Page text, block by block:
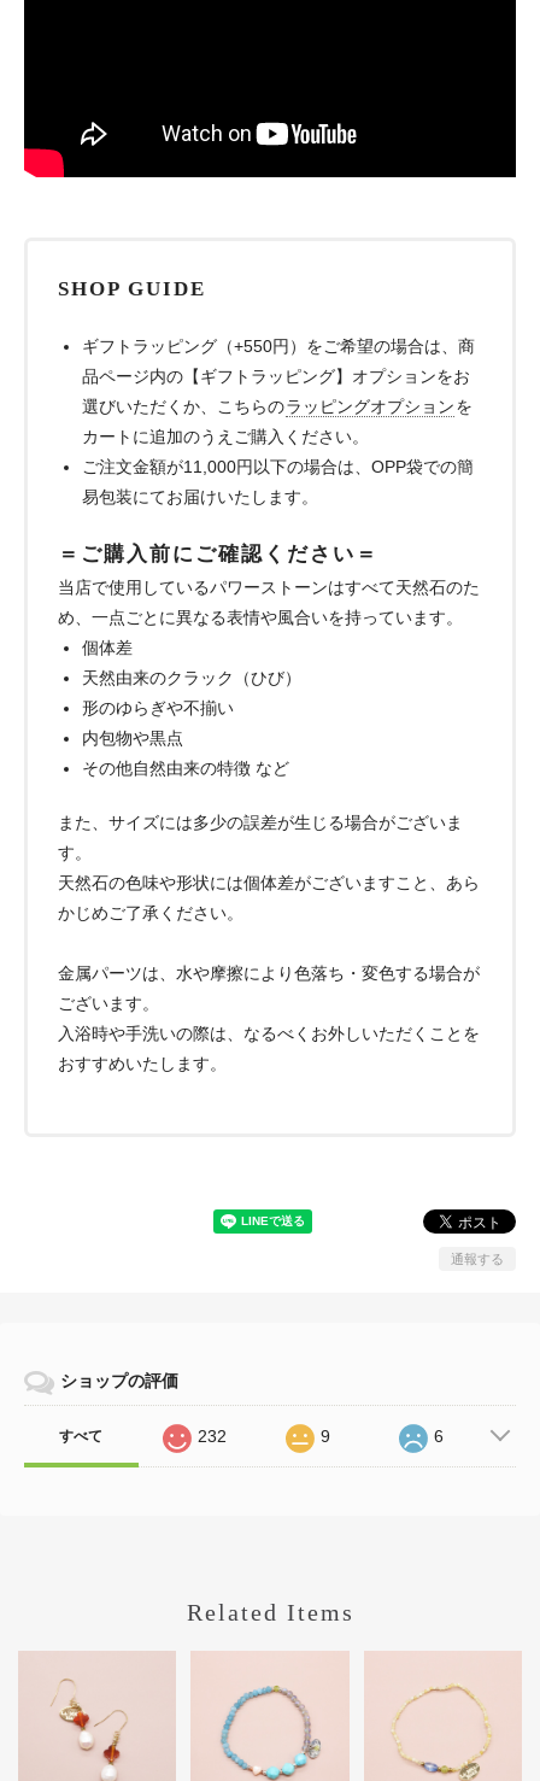
SHOP GUIDE
ギフトラッピング（+550円）をご希望の場合は、商
品ページ内の【ギフトラッピング】オプションをお
選びいただくか、こちらのラッピングオプションを
カートに追加のうえご購入ください。
ご注文金額が11,000円以下の場合は、OPP袋での簡
易包装にてお届けいたします。
＝ご購入前にご確認ください＝
当店で使用しているパワーストーンはすべて天然石のた
め、一点ごとに異なる表情や風合いを持っています。
個体差
天然由来のクラック（ひび）
形のゆらぎや不揃い
内包物や黒点
その他自然由来の特徴 など
また、サイズには多少の誤差が生じる場合がございま
す。
天然石の色味や形状には個体差がございますこと、あら
かじめご了承ください。
金属パーツは、水や摩擦により色落ち・変色する場合が
ございます。
入浴時や手洗いの際は、なるべくお外しいただくことを
おすすめいたします。
通報する
ショップの評価
すべて 232 9 6
Related Items